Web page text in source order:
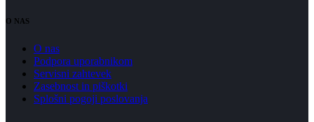
O NAS
O nas
Podpora uporabnikom
Servisni zahtevek
Zasebnost in piškotki
Splošni pogoji poslovanja